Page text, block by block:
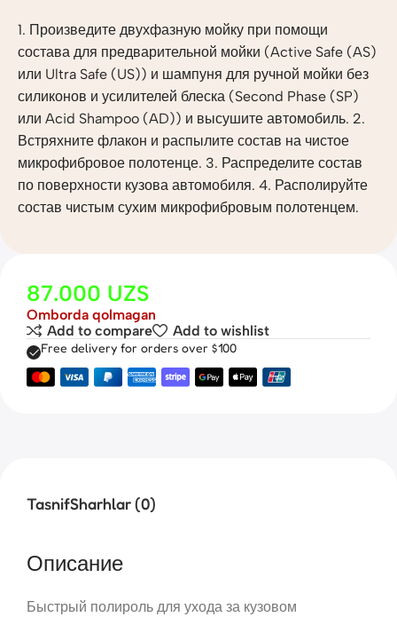
1. Произведите двухфазную мойку при помощи
состава для предварительной мойки (Active Safe (AS)
или Ultra Safe (US)) и шампуня для ручной мойки без
силиконов и усилителей блеска (Second Phase (SP)
или Acid Shampoo (AD)) и высушите автомобиль. 2.
Встряхните флакон и распылите состав на чистое
микрофибровое полотенце. 3. Распределите состав
по поверхности кузова автомобиля. 4. Располируйте
состав чистым сухим микрофибровым полотенцем.
87.000 UZS
Omborda qolmagan
Add to compare
Add to wishlist
Free delivery for orders over $100
TasnifSharhlar (0)
Описание
Быстрый полироль для ухода за кузовом